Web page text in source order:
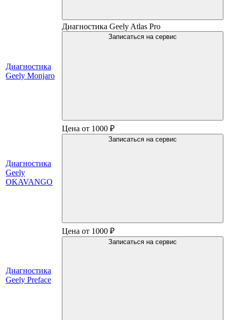
Диагностика
Geely Monjaro
Диагностика Geely Atlas Pro
Записаться на сервис
Диагностика
Geely
OKAVANGO
Цена от 1000 ₽
Записаться на сервис
Диагностика
Geely Preface
Цена от 1000 ₽
Записаться на сервис